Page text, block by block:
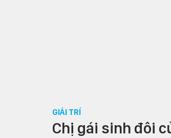
GIẢI TRÍ
Chị gái sinh đôi